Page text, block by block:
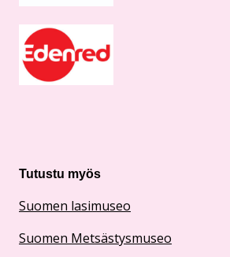
Tutustu myös
Suomen lasimuseo
Suomen Metsästysmuseo